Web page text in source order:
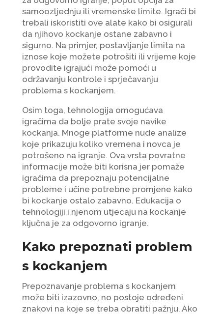
samoozljednju ili vremenske limite. Igrači bi
trebali iskoristiti ove alate kako bi osigurali
da njihovo kockanje ostane zabavno i
sigurno. Na primjer, postavljanje limita na
iznose koje možete potrošiti ili vrijeme koje
provodite igrajući može pomoći u
održavanju kontrole i sprječavanju
problema s kockanjem.
Osim toga, tehnologija omogućava
igračima da bolje prate svoje navike
kockanja. Mnoge platforme nude analize
koje prikazuju koliko vremena i novca je
potrošeno na igranje. Ova vrsta povratne
informacije može biti korisna jer pomaže
igračima da prepoznaju potencijalne
probleme i učine potrebne promjene kako
bi kockanje ostalo zabavno. Edukacija o
tehnologiji i njenom utjecaju na kockanje
ključna je za odgovorno igranje.
Kako prepoznati problem
s kockanjem
Prepoznavanje problema s kockanjem
može biti izazovno, no postoje određeni
znakovi na koje se treba obratiti pažnju. Ako